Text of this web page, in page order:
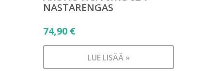
NASTARENGAS
74,90 €
LUE LISÄÄ »